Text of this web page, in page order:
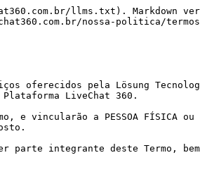
LÖSUNG.

**FERRAMENTA ou CHATBOT:** software que utiliza inteligência artificial e processos eletrônicos para simular o atendimento humano em conversas com clientes das empresas USUÁRIOS da LÖSUNG. Tem como foco auxiliar o atendimento aos clientes do USUÁRIO, com diversos recursos de administração e controle, automação de respostas às dúvidas de clientes, cadastro de clientes, dentre outras que podem ser adicionadas ao software LÖSUNG/LiveChat 360 para facilitar a gestão do cotidiano dos profissionais e/ou das empresas USUÁRIOS da LÖSUNG.

**ÁREA DE MEMBROS:** Área reservada, acessada via o uso de login e senha, apenas para os USUÁRIOS que fizeram o CADASTRO na PLATAFORMA LÖSUNG, onde os mesmos podem editar e personalizar as informações que a FERRAMENTA vai disponibilizar para os clientes dos USUÁRIOS.

**PLATAFORMA LÖSUNG / LiveChat 360:** Software que engloba toda a solução de atendimento LiveChat 360, incluindo a FERRAMENTA e a ÁREA DE MEMBROS.

**PERÍODO DE TESTE:** Intervalo delimitado de tempo facultativo e não obrigatório, disponível para alguns PLANOS e alguns USUÁRIOS, que o USUÁRIO, após preencher o CADASTRO, poderá utilizar a plataforma de forma gratuita, como forma de validação dos serviços ofertados pela LÖSUNG.

**ASSINATURA:** contratação dos serviços da FERRAMENTA, realizada imediatamente após o preenchimento CADASTRO ou, quando aplicável, após o término do PERÍODO DE TESTE, para que o USUÁRIO possa usufruir das funcionalidades da FERRAMENTA oferecidas no PLANO contratado.

**PLANO:** pacote de serviços com valor monetário correspondente (PAGAMENTO PELO PLANO), com aquisição mediante pagamento prévio e duração fixada no ato da assinatura dos serviços, que dá direito ao USUÁRIO ter um certo número de CLIENTES atendidos neste PERÍODO DE CONTRATAÇÃO, certo número de ATENDENTES, além de outras personalizações de opções na